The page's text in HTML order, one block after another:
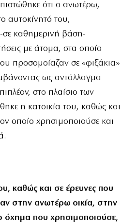
ότι ο ανωτέρω,
αυτοκίνητό του,
καθημερινή βάση-
με άτομα, στα οποία
προσομοίαζαν σε «φιξάκια»
ως αντάλλαγμα
στο πλαίσιο των
η κατοικία του, καθώς και
οποίο χρησιμοποιούσε και
καθώς και σε έρευνες που
στην ανωτέρω οικία, στην
όχημα που χρησιμοποιούσε,